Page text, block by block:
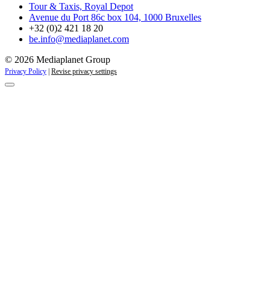
Tour & Taxis, Royal Depot
Avenue du Port 86c box 104, 1000 Bruxelles
+32 (0)2 421 18 20
be.info@mediaplanet.com
© 2026 Mediaplanet Group
Privacy Policy | Revise privacy settings